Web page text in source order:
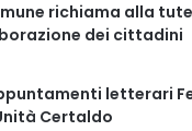
richiama alla
dei cittadini
letterari
Certaldo